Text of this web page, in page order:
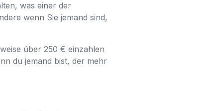
was einer der
wenn Sie jemand sind,
über 250 € einzahlen
du jemand bist, der mehr